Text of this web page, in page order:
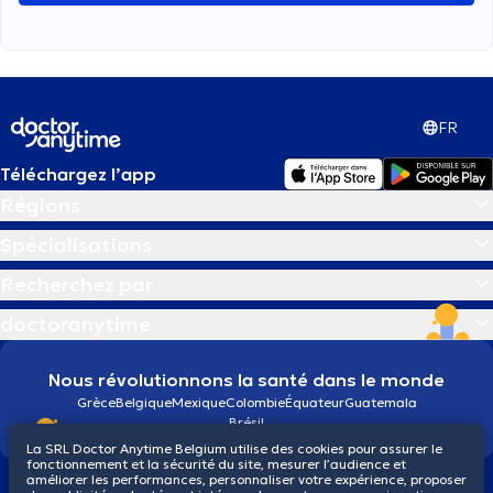
FR
Téléchargez l’app
Nous révolutionnons la santé dans le monde
GrèceBelgiqueMexiqueColombieÉquateurGuatemala
Brésil
La SRL Doctor Anytime Belgium utilise des cookies pour assurer le
fonctionnement et la sécurité du site, mesurer l’audience et
améliorer les performances, personnaliser votre expérience, proposer